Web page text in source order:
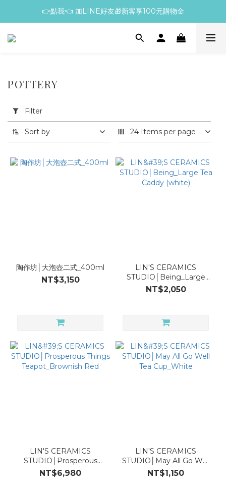
👉點我👈 加LINE好友🎁新客享100元購物金
Filter
(0/20)
Range
Incense
Holder
Tea
Pitcher
(3)
301-
400ml
POTTERY
Filter
Sort by 24 Items per page
陶作坊│大泡壺二式_400ml
NT$3,150
LIN'S CERAMICS
STUDIO│Being_Large
Tea Caddy (white)
NT$2,050
LIN'S CERAMICS
STUDIO│Prosperous
Things Teapot_Brownish
Red
NT$6,980
LIN'S CERAMICS
STUDIO│May All Go Well
Tea Cup_White
NT$1,150